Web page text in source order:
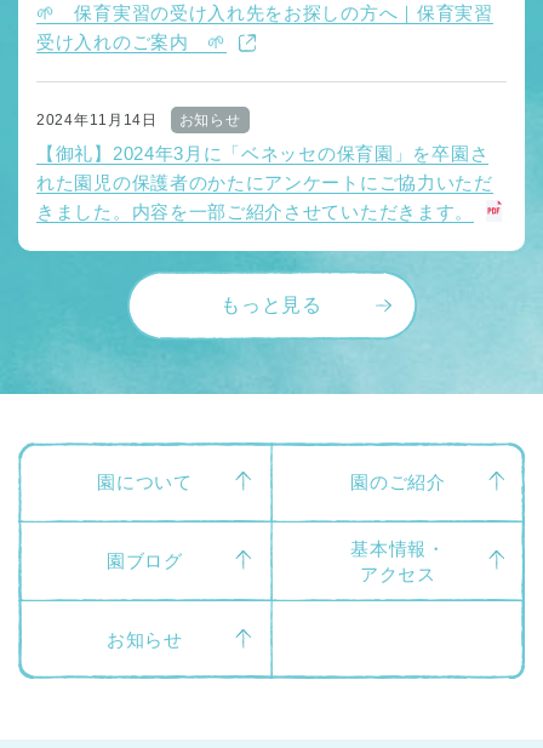
🌱 保育実習の受け入れ先をお探しの方へ｜保育実習
受け入れのご案内 🌱
2024年11月14日 お知らせ
【御礼】2024年3月に「ベネッセの保育園」を卒園さ
れた園児の保護者のかたにアンケートにご協力いただ
きました。内容を一部ご紹介させていただきます。
もっと見る
園について 園のご紹介
園ブログ
基本情報・
アクセス
お知らせ